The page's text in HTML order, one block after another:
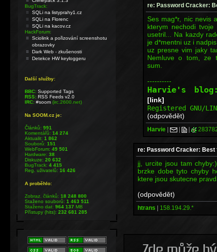
re: Password Cracker:
Ses mag*r, nic nevis
kterym nechodi
usetril... Na kazdy
je d*mentni uz i
uz presne vim jaky
Nemluve o tom, ze
sum.
----------
Harvie's
[link]
Registered GNU/
(odpovědět)
Harvie | | |
re: Password Cracker: Best
jj, urcite jsou tam
brzke dobe tyto chyby
ktere jsou skutecne
(odpovědět)
htrans | 158.194.29.*
BugTrack:
SQLi na listyprahy1.cz
SQLi na Florenc
SQLi na kacov.cz
HackForum:
Sciolink a pořizování screenshotu
obrazovky
Dark Web - zkušenosti
Detekce HW keyloggeru
Další služby:
BBC: Supported Tags
RSS: RSS Feeds v2.0
IRC: #soom(irc.2600.net)
Na SOOM.cz je:
Článků:991
Komentářů:14 274
Aktualit:1 862
Souborů:151
WebForum:49 501
Hardware:38
Diskuze:20 632
BugTrack:4 415
Reg. uživatelů:16 426
A proběhlo:
Zobraz. článků:18 248 800
Staženo souborů:1 463 511
Staženo dat:964 137MB
Přístupy (hits):232 681 285